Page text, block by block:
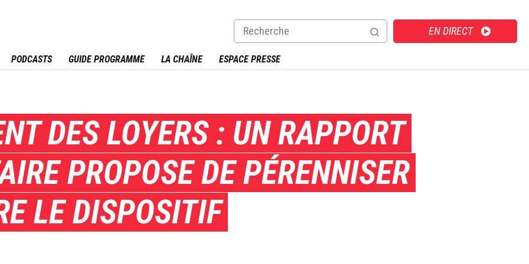
EN DIRECT
PODCASTS GUIDE PROGRAMME LA CHAÎNE ESPACE PRESSE
DES LOYERS : UN RAPPORT
PROPOSE DE PÉRENNISER
LE DISPOSITIF